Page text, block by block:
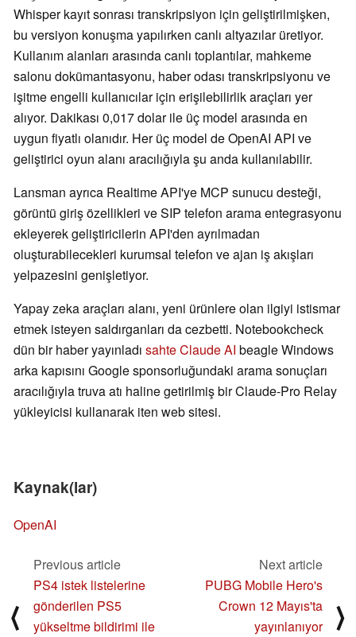
Whisper kayıt sonrası transkripsiyon için geliştirilmişken,
bu versiyon konuşma yapılırken canlı altyazılar üretiyor.
Kullanım alanları arasında canlı toplantılar, mahkeme
salonu dokümantasyonu, haber odası transkripsiyonu ve
işitme engelli kullanıcılar için erişilebilirlik araçları yer
alıyor. Dakikası 0,017 dolar ile üç model arasında en
uygun fiyatlı olanıdır. Her üç model de OpenAI API ve
geliştirici oyun alanı aracılığıyla şu anda kullanılabilir.
Lansman ayrıca Realtime API'ye MCP sunucu desteği,
görüntü giriş özellikleri ve SIP telefon arama entegrasyonu
ekleyerek geliştiricilerin API'den ayrılmadan
oluşturabilecekleri kurumsal telefon ve ajan iş akışları
yelpazesini genişletiyor.
Yapay zeka araçları alanı, yeni ürünlere olan ilgiyi istismar
etmek isteyen saldırganları da cezbetti. Notebookcheck
dün bir haber yayınladı sahte Claude AI beagle Windows
arka kapısını Google sponsorluğundaki arama sonuçları
aracılığıyla truva atı haline getirilmiş bir Claude-Pro Relay
yükleyicisi kullanarak iten web sitesi.
Kaynak(lar)
OpenAI
⟨
Previous article
PS4 istek listelerine
gönderilen PS5
yükseltme bildirimi ile
Next article
PUBG Mobile Hero's
Crown 12 Mayıs'ta
yayınlanıyor
⟩